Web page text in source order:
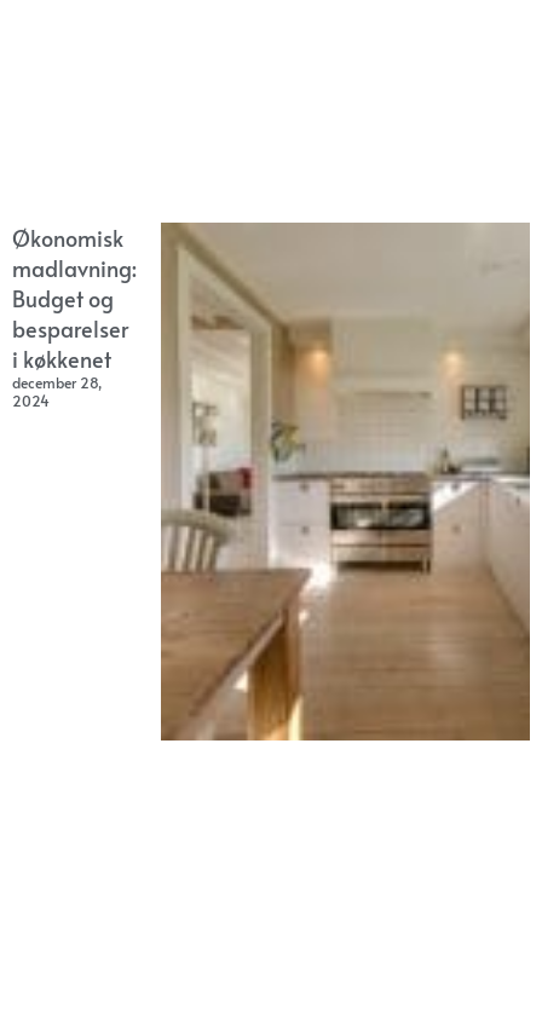
Økonomisk
madlavning:
Budget og
besparelser
i køkkenet
december 28,
2024